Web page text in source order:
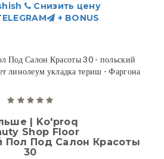
Снизить цену
+ BONUS
| Ko'proq
Shop Floor
Пол Под Салон Красоты
30